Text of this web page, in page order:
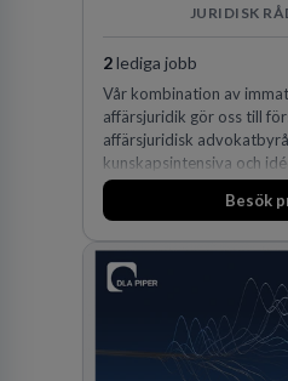
JURIDISK
2lediga jobb
Vår kombination av
affärsjuridik gör oss till
affärsjuridisk
kunskapsintensiva och
expertis inom IP-
marknadsledande
skydda, utveckla och
företagets viktigaste
Besök